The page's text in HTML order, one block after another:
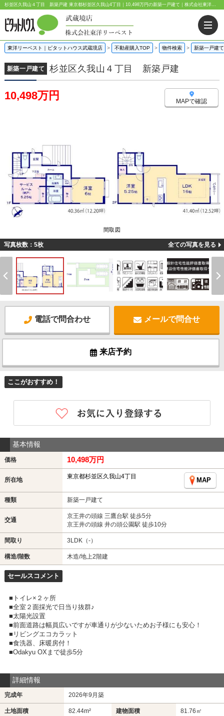
杉並区久我山４丁目 新築戸建 東京都杉並区久我山4丁目｜10,498万円の新築一戸建て｜株式会社東洋リーベスト
東洋リーベスト｜ピタットハウス武蔵境店 > 不動産購入TOP > 物件検索 > 新築一戸建て
新築一戸建て 杉並区久我山４丁目 新築戸建
10,498万円 MAPで確認
間取図
写真枚数：5枚 全ての写真を見る
電話で問合わせ メールで問合せ
来店予約
ここがおすすめ！
基本情報
価格 10,498万円
所在地 東京都杉並区久我山4丁目
MAP
種類 新築一戸建て
交通
京王井の頭線 三鷹台駅 徒歩5分
京王井の頭線 井の頭公園駅 徒歩10分
間取り 3LDK（-）
構造/階数 木造/地上2階建
セールスコメント
■トイレ×２ヶ所
■全室２面採光で日当り抜群♪
■太陽光設置
■前面道路は幅員広いですが車通りが少ないためお子様にも安心！
■リビングエコカラット
■食洗器、床暖房付！
■Odakyu OXまで徒歩5分
詳細情報
完成年 2026年9月築
土地面積 82.44m² 建物面積 81.76㎡